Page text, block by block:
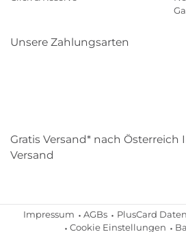
Unsere Zahlungsarten
Gratis Versand* nach Österreich
Versand
Impressum AGBs PlusCard
Cookie Einstellungen